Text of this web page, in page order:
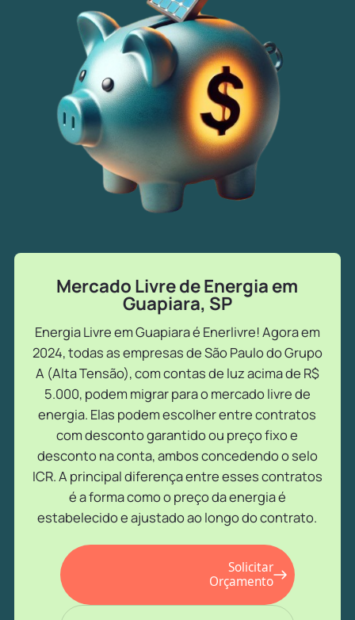
Mercado Livre de Energia em
Guapiara, SP
Energia Livre em Guapiara é Enerlivre! Agora em
2024, todas as empresas de São Paulo do Grupo
A (Alta Tensão), com contas de luz acima de R$
5.000, podem migrar para o mercado livre de
energia. Elas podem escolher entre contratos
com desconto garantido ou preço fixo e
desconto na conta, ambos concedendo o selo
ICR. A principal diferença entre esses contratos
é a forma como o preço da energia é
estabelecido e ajustado ao longo do contrato.
Solicitar
Orçamento